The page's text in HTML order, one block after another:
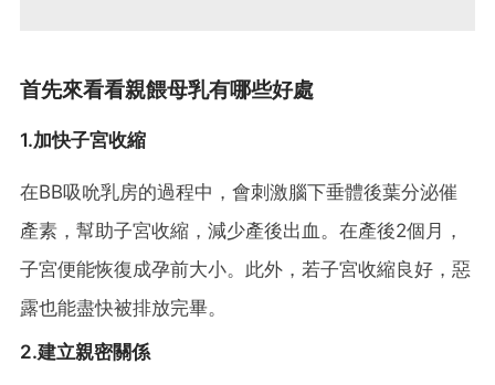
首先來看看親餵母乳有哪些好處
1.加快子宮收縮
在BB吸吮乳房的過程中，會刺激腦下垂體後葉分泌催
產素，幫助子宮收縮，減少產後出血。在產後2個月，
子宮便能恢復成孕前大小。此外，若子宮收縮良好，惡
露也能盡快被排放完畢。
2.建立親密關係